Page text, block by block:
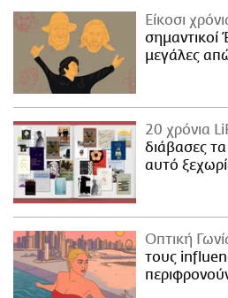
Είκοσι
σημαντικοί
μεγάλες
20 χρόνια
διάβασες
αυτό
Οπτική
τους